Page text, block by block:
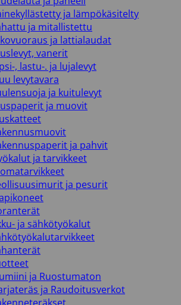
ja lämpökäsitelty
ja mitallistettu
ja lattialaudat
vanerit
, lastu-. ja lujalevyt
levytavara
ja kuitulevyt
ja muovit
ja pahvit
ja tarvikkeet
ja pesurit
ja sähkötyökalut
ja Ruostumaton
ja Raudoitusverkot